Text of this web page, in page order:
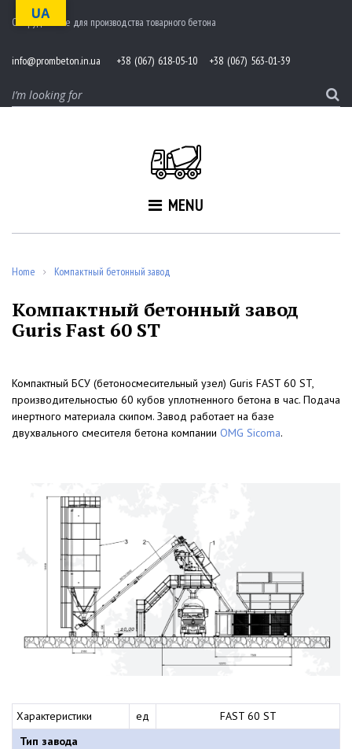
c
Оборудование для производства товарного бетона
info@prombeton.in.ua +38 (067) 618-05-10 +38 (067) 563-01-39
e
MENU
Home Компактный бетонный завод
Компактный бетонный завод
Guris Fast 60 ST
Компактный БСУ (бетоносмесительный узел) Guris FAST 60 ST,
производительностью 60 кубов уплотненного бетона в час. Подача
инертного материала скипом. Завод работает на базе
двухвального смесителя бетона компании OMG Sicoma.
Характеристики ед
FAST 60 ST
Тип завода
UA